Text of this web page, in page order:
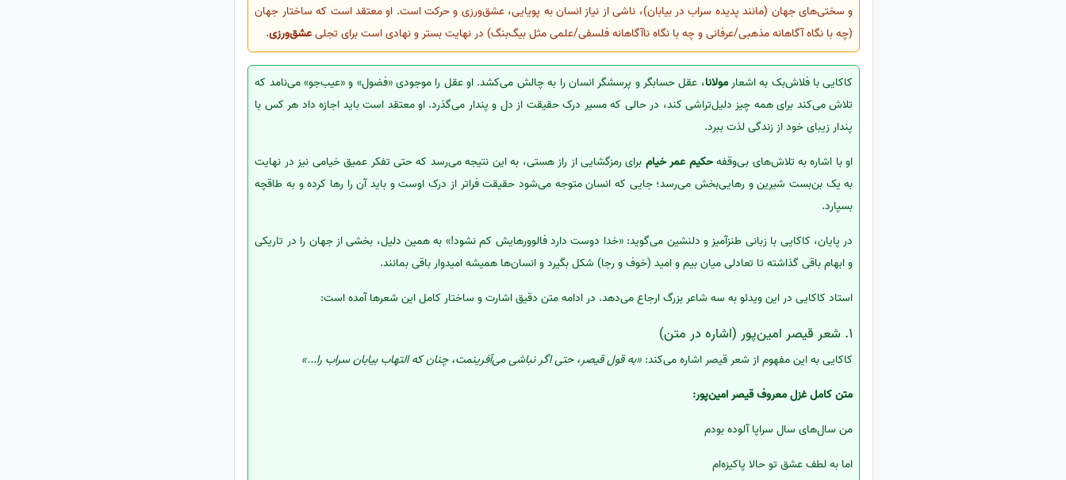
و سختی‌های جهان (مانند پدیده سراب در بیابان)، ناشی از نیاز انسان به پویایی، عشق‌ورزی و حرکت است. او معتقد است که ساختار جهان
(چه با نگاه آگاهانه مذهبی/عرفانی و چه با نگاه ناآگاهانه فلسفی/علمی مثل بیگ‌بنگ) در نهایت بستر و نهادی است برای تجلیعشق‌ورزی.
کاکایی با فلاش‌بک به اشعارمولانا، عقل حسابگر و پرسشگر انسان را به چالش می‌کشد. او عقل را موجودی «فضول» و «عیب‌جو» می‌نامد که
تلاش می‌کند برای همه چیز دلیل‌تراشی کند، در حالی که مسیر درک حقیقت از دل و پندار می‌گذرد. او معتقد است باید اجازه داد هر کس با
پندار زیبای خود از زندگی لذت ببرد.
او با اشاره به تلاش‌های بی‌وقفهحکیم عمر خیام برای رمزگشایی از راز هستی، به این نتیجه می‌رسد که حتی تفکر عمیق خیامی نیز در نهایت
به یک بن‌بست شیرین و رهایی‌بخش می‌رسد؛ جایی که انسان متوجه می‌شود حقیقت فراتر از درک اوست و باید آن را رها کرده و به طاقچه
بسپارد.
در پایان، کاکایی با زبانی طنزآمیز و دلنشین می‌گوید: «خدا دوست دارد فالوورهایش کم نشود!» به همین دلیل، بخشی از جهان را در تاریکی
و ابهام باقی گذاشته تا تعادلی میان بیم و امید (خوف و رجا) شکل بگیرد و انسان‌ها همیشه امیدوار باقی بمانند.
استاد کاکایی در این ویدئو به سه شاعر بزرگ ارجاع می‌دهد. در ادامه متن دقیق اشارت و ساختار کامل این شعرها آمده است:
1. شعر قیصر امین‌پور (اشاره در متن)
کاکایی به این مفهوم از شعر قیصر اشاره می‌کند: «به قول قیصر، حتی اگر نباشی می‌آفرینمت، چنان که التهاب بیابان سراب را...»
متن کامل غزل معروف قیصر امین‌پور:
من سال‌های سال سراپا آلوده بودم
اما به لطف عشق تو حالا پاکیزه‌ام